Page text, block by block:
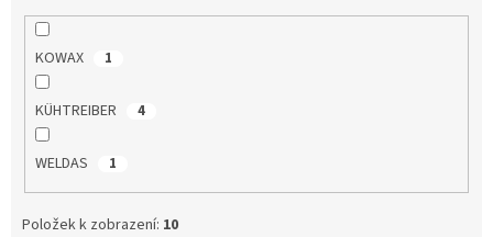
KOWAX 1
KÜHTREIBER 4
WELDAS 1
Položek k zobrazení: 10